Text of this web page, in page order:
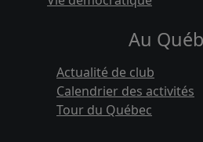
Au
Actualité de club
Calendrier des activités
Tour du Québec